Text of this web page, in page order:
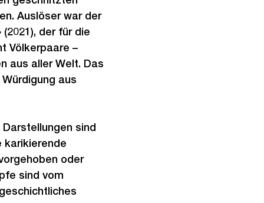
Auslöser war der
der für die
Völkerpaare –
aus aller Welt. Das
aus
sind
karikierende
oder
sind vom